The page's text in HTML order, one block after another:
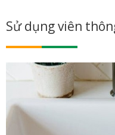
Sử dụng viên